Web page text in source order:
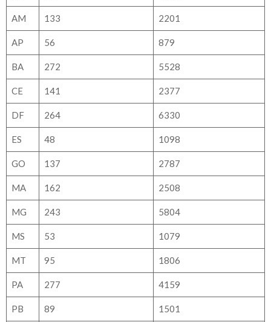
AM 133 2201
AP 56 879
BA 272 5528
CE 141 2377
DF 264 6330
ES 48 1098
GO 137 2787
MA 162 2508
MG 243 5804
MS 53 1079
MT 95 1806
PA 277 4159
PB 89 1501